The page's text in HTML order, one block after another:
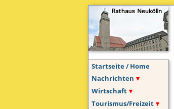
Startseite / Home
Nachrichten
Wirtschaft
Tourismus/Freizeit